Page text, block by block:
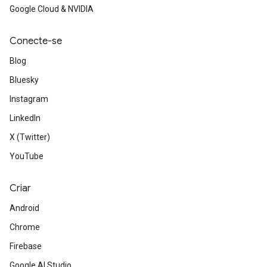
Google Cloud & NVIDIA
Conecte-se
Blog
Bluesky
Instagram
LinkedIn
X (Twitter)
YouTube
Criar
Android
Chrome
Firebase